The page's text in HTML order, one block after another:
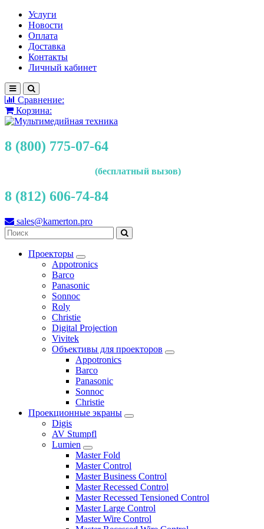
Услуги
Новости
Оплата
Доставка
Контакты
Личный кабинет
Сравнение:
Корзина:
8 (800) 775-07-64
(бесплатный вызов)
8 (812) 606-74-84
sales@kamerton.pro
Проекторы
Appotronics
Barco
Panasonic
Sonnoc
Roly
Christie
Digital Projection
Vivitek
Объективы для проекторов
Appotronics
Barco
Panasonic
Sonnoc
Сhristie
Проекционные экраны
Digis
AV Stumpfl
Lumien
Master Fold
Master Control
Master Business Control
Master Recessed Control
Master Recessed Tensioned Control
Master Large Control
Master Wire Control